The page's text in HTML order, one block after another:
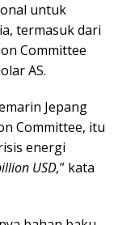
untuk
termasuk dari
Committee
AS.
Jepang
Committee, itu
energi
USD,” kata